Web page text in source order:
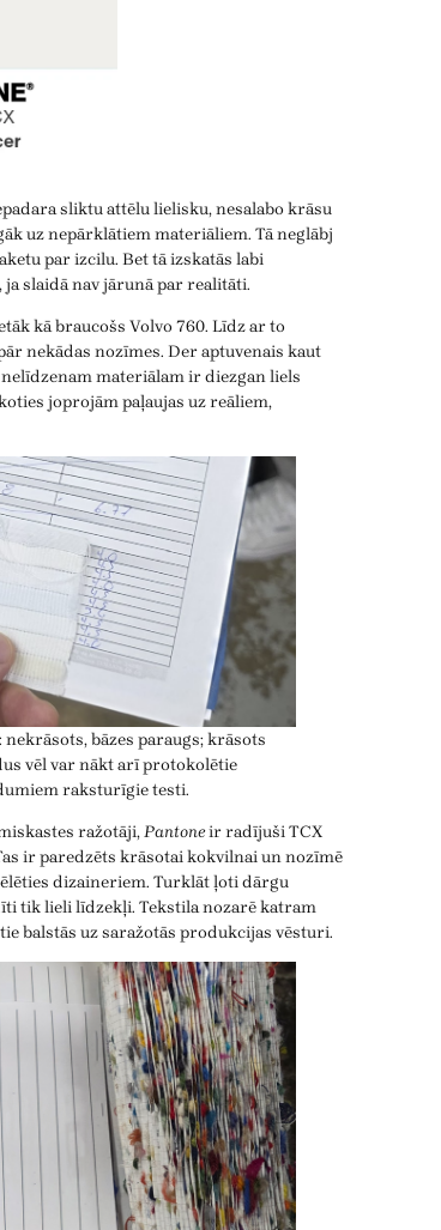
sliktu attēlu lielisku, nesalabo krāsu
uz nepārklātiem materiāliem. Tā neglābj
par izcilu. Bet tā izskatās labi
slaidā nav jārunā par realitāti.
kā braucošs Volvo 760. Līdz ar to
nekādas nozīmes. Der aptuvenais kaut
materiālam ir diezgan liels
joprojām paļaujas uz reāliem,
bāzes paraugs; krāsots
vēl var nākt arī protokolētie
raksturīgie testi.
ražotāji,Pantoneir radījuši TCX
ir paredzēts krāsotai kokvilnai un nozīmē
dizaineriem. Turklāt ļoti dārgu
tik lieli līdzekļi. Tekstila nozarē katram
balstās uz saražotās produkcijas vēsturi.